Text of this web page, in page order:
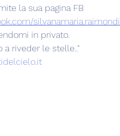
la sua pagina FB
silvanamaria.raimondi
in privato.
a riveder le stelle.."